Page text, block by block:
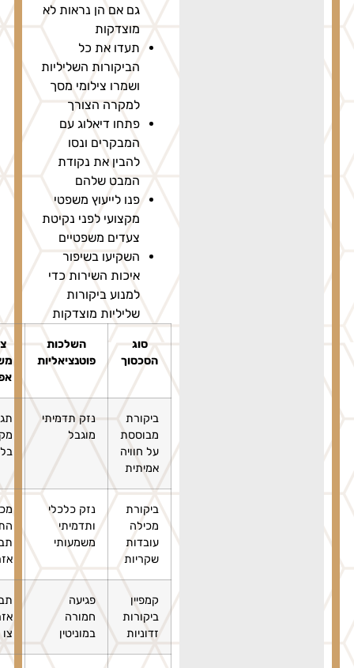
גם אם הן נראות לא
מוצדקות
תעדו את כל
הביקורות השליליות
ושמרו צילומי מסך
למקרה הצורך
פתחו דיאלוג עם
המבקרים ונסו
להבין את נקודת
המבט שלהם
פנו לייעוץ משפטי
מקצועי לפני נקיטת
צעדים משפטיים
השקיעו בשיפור
איכות השירות כדי
למנוע ביקורות
שליליות מוצדקות
סוג
הסכסוך
השלכות
פוטנציאליות
צעדים
משפטיים
אפשריים
על חוויה
נזק תדמיתי
מוגבל
תגובה
נזק כלכלי
ותדמיתי
משמעותי
מכתב
התראה,
תביעה
אזרחית
פגיעה
חמורה
במוניטין